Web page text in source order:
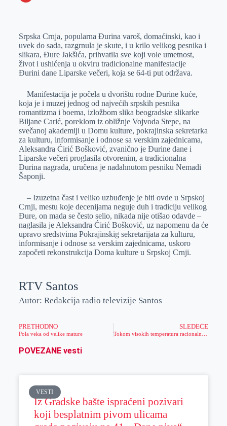
e
r
I
n
s
A
p
a
i
l
Srpska Crnja, popularna Đurina varoš, domaćinski, kao i
uvek do sada, razgrnula je skute, i u krilo velikog pesnika i
slikara, Đure Jakšića, prihvatila sve koji vole umetnost,
život i ushićenja u okviru tradicionalne manifestacije
Đurini dane Liparske večeri, koja se 64-ti put održava.
Manifestacija je počela u dvorištu rodne Đurine kuće,
koja je i muzej jednog od najvećih srpskih pesnika
romantizma i boema, izložbom slika beogradske slikarke
Biljane Carić, poreklom iz obližnje Vojvoda Stepe, na
svečanoj akademiji u Domu kulture, pokrajinska sekretarka
za kulturu, informisanje i odnose sa verskim zajednicama,
Aleksandra Ćirić Bošković, zvanično je Đurine dane i
Liparske večeri proglasila otvorenim, a tradicionalna
Đurina nagrada, uručena je nadahnutom pesniku Nemadi
Šaponji.
– Izuzetna čast i veliko uzbuđenje je biti ovde u Srpskoj
Crnji, mestu koje decenijama neguje duh i tradiciju velikog
Đure, on mada se često selio, nikada nije otišao odavde –
naglasila je Aleksandra Ćirić Bošković, uz napomenu da će
upravo sredstvima Pokrajinskig sekretarijata za kulturu,
informisanje i odnose sa verskim zajednicama, uskoro
započeti rekonstrukcija Doma kulture u Srpskoj Crnji.
RTV Santos
Autor: Redakcija radio televizije Santos
PRETHODNO
Pola veka od velike mature
SLEDEĆE
POVEZANE vesti
VESTI
Iz Gradske bašte ispraćeni pozivari
koji besplatnim pivom ulicama